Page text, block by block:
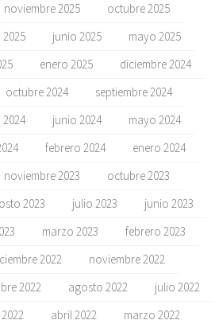
noviembre 2025
octubre 2025
junio 2025
mayo 2025
enero 2025
diciembre 2024
octubre 2024
septiembre 2024
junio 2024
mayo 2024
febrero 2024
enero 2024
noviembre 2023
octubre 2023
2023 julio 2023
junio 2023
marzo 2023
febrero 2023
2022
noviembre 2022
2022 agosto 2022
julio 2022
abril 2022
marzo 2022